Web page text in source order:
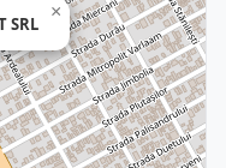
SRL
×